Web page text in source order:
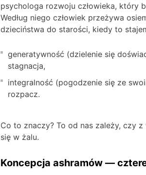
psychologa rozwoju człowieka, który
Według niego człowiek przeżywa
dzieciństwa do starości, kiedy to
generatywność (dzielenie się
stagnacja,
integralność (pogodzenie się ze
rozpacz.
Co to znaczy? To od nas zależy, czy
się w żalu.
Koncepcja ashramów —